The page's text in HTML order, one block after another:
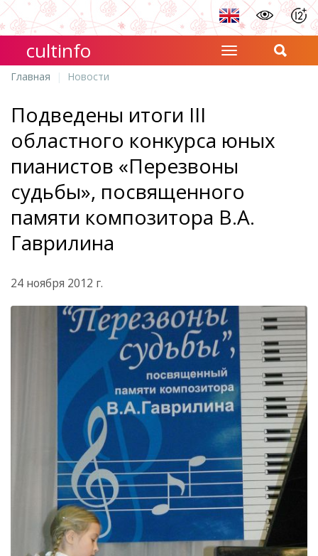
cultinfo
Главная Новости
Подведены итоги III
областного конкурса юных
пианистов «Перезвоны
судьбы», посвященного
памяти композитора В.А.
Гаврилина
24 ноября 2012 г.